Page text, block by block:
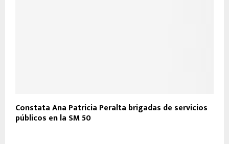
Constata Ana Patricia Peralta brigadas de servicios
públicos en la SM 50